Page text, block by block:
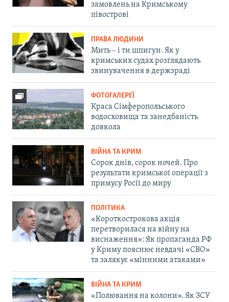
замовлень на Кримському
півострові
ПРАВА ЛЮДИНИ
Мить – і ти шпигун. Як у
кримських судах розглядають
звинувачення в держзраді
ФОТОГАЛЕРЕЇ
Краса Сімферопольського
водосховища та занедбаність
довкола
ВІЙНА ТА КРИМ
Сорок днів, сорок ночей. Про
результати кримської операції з
примусу Росії до миру
ПОЛІТИКА
«Короткострокова акція
перетворилася на війну на
виснаження»: Як пропаганда РФ
у Криму пояснює невдачі «СВО»
та залякує «мінними атаками»
ВІЙНА ТА КРИМ
«Полювання на колони». Як ЗСУ